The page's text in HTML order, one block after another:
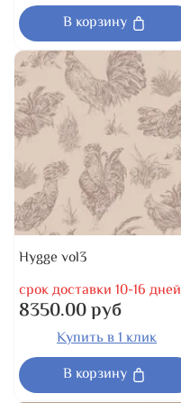
В корзину
Hygge vol3
срок доставки 10-16 дней
8350.00 руб
Купить в 1 клик
В корзину